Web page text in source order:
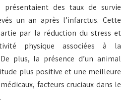
des taux de survie
un an après l’infarctus. Cette
par la réduction du stress et
physique associées à la
plus, la présence d’un animal
plus positive et une meilleure
facteurs cruciaux dans le